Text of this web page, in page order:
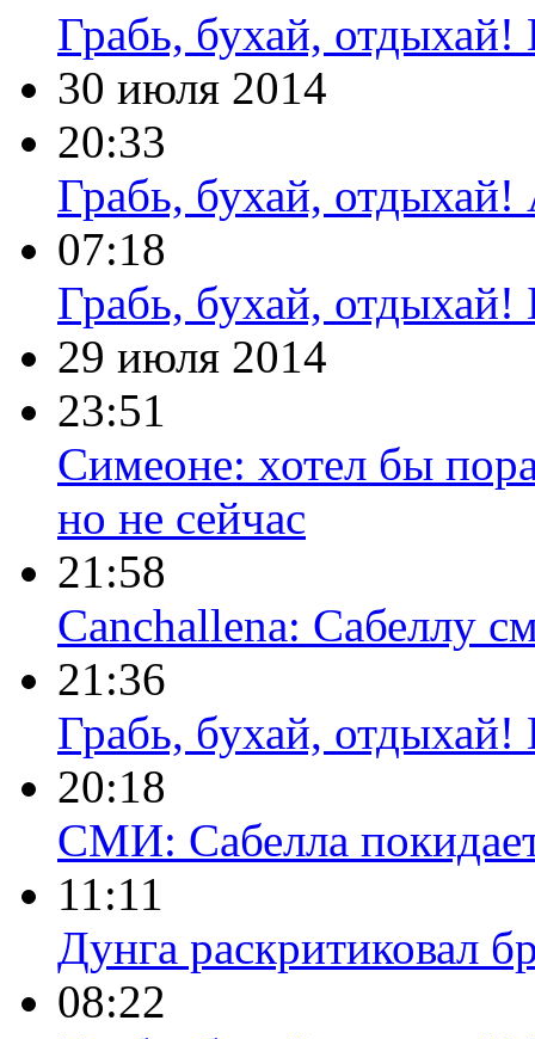
Грабь, бухай,
30 июля 2014
20:33
Грабь, бухай,
07:18
Грабь, бухай, отдыхай!
29 июля 2014
23:51
Симеоне: хотел бы
но не сейчас
21:58
Canchallena: Сабеллу
21:36
Грабь, бухай, отдыхай!
20:18
СМИ: Сабелла
11:11
Дунга раскритиковал
08:22